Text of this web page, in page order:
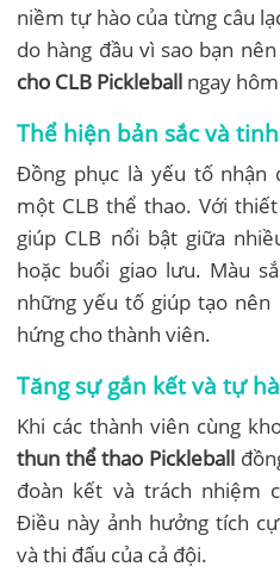
niềm tự hào của từng câu
do hàng đầu vì sao bạn nên
cho CLB Pickleball ngay
Thể hiện bản sắc và
Đồng phục là yếu tố nhận
một CLB thể thao. Với
giúp CLB nổi bật giữa
hoặc buổi giao lưu. Màu
những yếu tố giúp tạo
hứng cho thành viên.
Tăng sự gắn kết và tự
Khi các thành viên cùng
thun thể thao Pickleball
đoàn kết và trách nhiệm
Điều này ảnh hưởng tích
và thi đấu của cả đội.